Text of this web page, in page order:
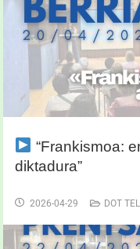
“Frankismoa:
diktadura”
2026-04-29 DOT